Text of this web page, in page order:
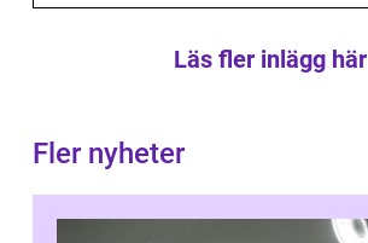
Läs fler inlägg här
Fler nyheter